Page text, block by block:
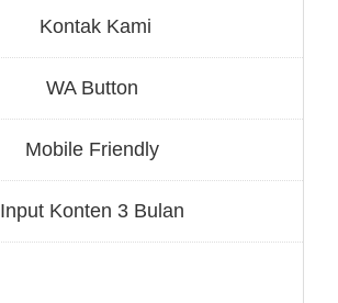
Kontak Kami
WA Button
Mobile Friendly
Input Konten 3 Bulan